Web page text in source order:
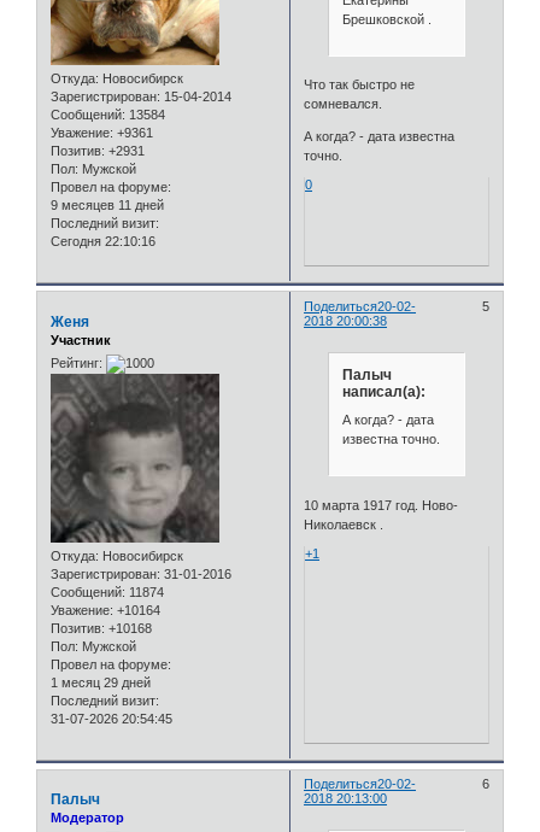
Откуда: Новосибирск
Зарегистрирован: 15-04-2014
Сообщений: 13584
Уважение: +9361
Позитив: +2931
Пол: Мужской
Провел на форуме:
9 месяцев 11 дней
Последний визит:
Сегодня 22:10:16
Брешковской .
Что так быстро не
сомневался.
А когда? - дата известна
точно.
0
Поделиться 5
20-02-
2018 20:00:38
Женя
Участник
Рейтинг:
Откуда: Новосибирск
Зарегистрирован: 31-01-2016
Сообщений: 11874
Уважение: +10164
Позитив: +10168
Пол: Мужской
Провел на форуме:
1 месяц 29 дней
Последний визит:
31-07-2026 20:54:45
Палыч
написал(а):
А когда? - дата
известна точно.
10 марта 1917 год. Ново-
Николаевск .
+1
Поделиться 6
20-02-
2018 20:13:00
Палыч
Модератор